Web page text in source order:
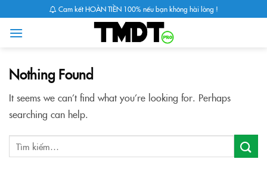
content
Cam kết HOÀN TIỀN 100% nếu bạn không hài lòng !
Nothing Found
It seems we can’t find what you’re looking for. Perhaps
searching can help.